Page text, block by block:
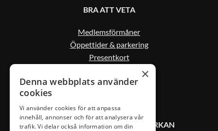
BRA ATT VETA
Medlemsförmåner
Öppettider & parkering
Presentkort
KONTAKT VÄXJÖ CITYSAMVERKAN
×
Denna webbplats använder
cookies
Vi använder cookies för att anpassa
innehåll, annonser och för att analysera vår
trafik. Vi delar också information om din